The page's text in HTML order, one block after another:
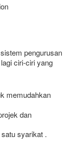
pengurusan
ciri-ciri yang
memudahkan
dan
syarikat .